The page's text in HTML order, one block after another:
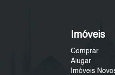
Imóveis
Comprar
Alugar
Imóveis